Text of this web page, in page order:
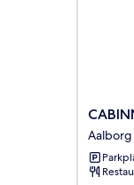
CABINN
Aalborg
Hotel
Aalborg